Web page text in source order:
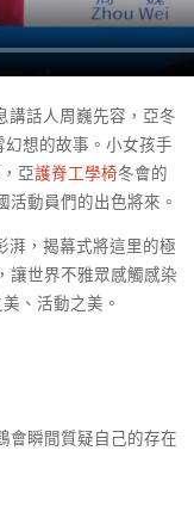
講話人周巍先容，亞冬
幻想的故事。小女孩手
亞護脊工學椅冬會的
活動員們的出色將來。
湃，揭幕式將這里的極
讓世界不雅眾感觸感染
美、活動之美。
會瞬間質疑自己的存在